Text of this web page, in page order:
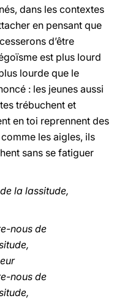
dans les contextes
en pensant que
d’être
est plus lourd
lourde que le
: les jeunes aussi
trébuchent et
en toi reprennent des
les aigles, ils
sans se fatiguer
la lassitude,
nous de
nous de